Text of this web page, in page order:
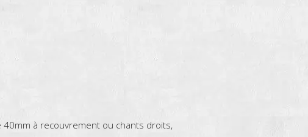
40mm à recouvrement ou chants droits,